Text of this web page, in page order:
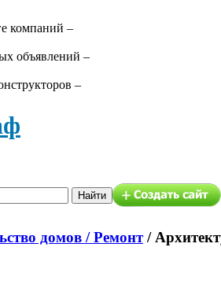
компаний –
объявлений –
–
домов / Ремонт/